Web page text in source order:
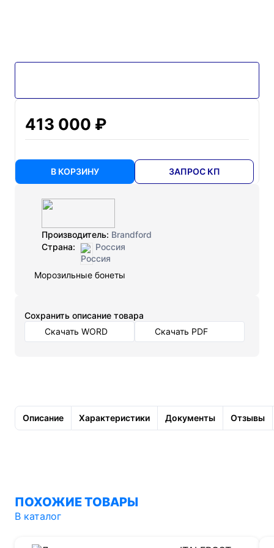
413 000 ₽
В КОРЗИНУ ЗАПРОС КП
Производитель: Brandford
Страна:
Россия
Морозильные бонеты
Cохранить описание товара
Скачать WORD
Скачать PDF
Описание Характеристики Документы Отзывы
ПОХОЖИЕ ТОВАРЫ
В каталог